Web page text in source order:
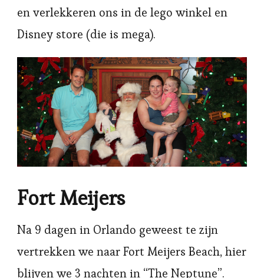
en verlekkeren ons in de lego winkel en
Disney store (die is mega).
Fort Meijers
Na 9 dagen in Orlando geweest te zijn
vertrekken we naar Fort Meijers Beach, hier
blijven we 3 nachten in “The Neptune”.